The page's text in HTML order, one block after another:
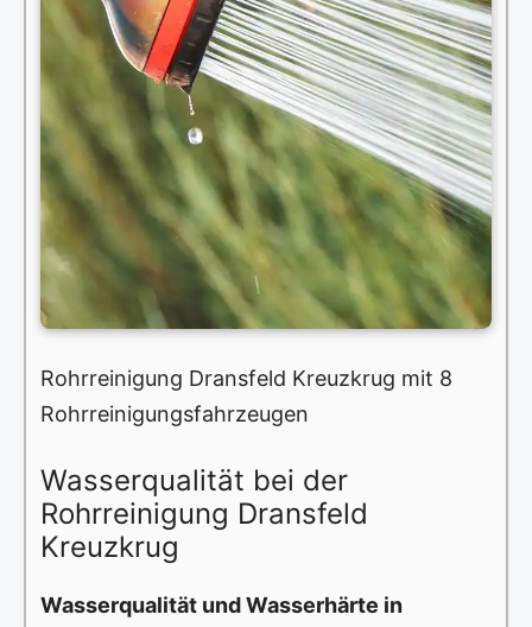
Rohrreinigung Dransfeld Kreuzkrug mit 8
Rohrreinigungsfahrzeugen
Wasserqualität bei der
Rohrreinigung Dransfeld
Kreuzkrug
Wasserqualität und Wasserhärte in